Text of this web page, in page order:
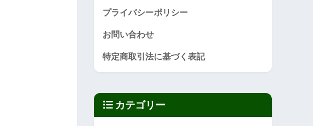
プライバシーポリシー
お問い合わせ
特定商取引法に基づく表記
カテゴリー